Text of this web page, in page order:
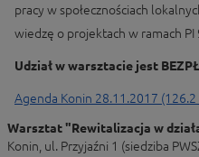
pracy w społecznościach
wiedzę o projektach w ramach PI
Udział w warsztacie jest
Agenda Konin 28.11.2017 (126.2
Warsztat "Rewitalizacja w
Konin, ul. Przyjaźni 1 (siedziba